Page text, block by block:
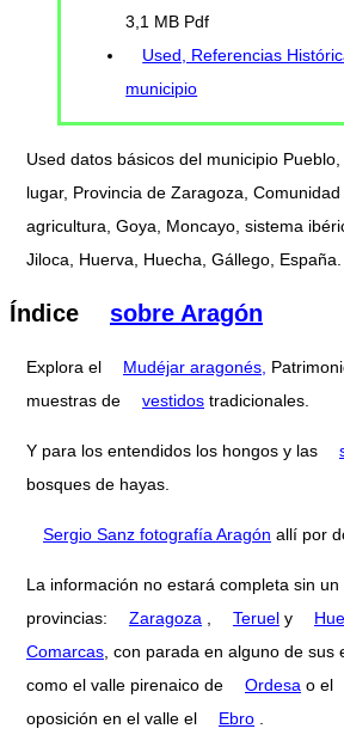
3,1 MB Pdf
Used, Referencias
municipio
Used datos básicos del municipio
lugar, Provincia de Zaragoza,
agricultura, Goya, Moncayo, sistema
Jiloca, Huerva, Huecha, Gállego, España.
Índice sobre Aragón
Explora el Mudéjar aragonés,
muestras de
vestidos tradicionales.
Y para los entendidos los hongos y las
bosques de hayas.
Sergio Sanz fotografía Aragón allí por
La información no estará completa sin
provincias:
Zaragoza Teruel y
Comarcas , con parada en alguno de
como el valle pirenaico de
Ordesa o el
oposición en el valle el
Ebro